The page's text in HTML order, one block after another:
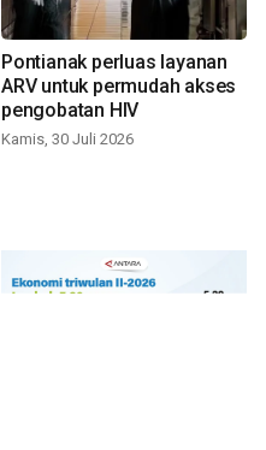
Pontianak perluas layanan
ARV untuk permudah akses
pengobatan HIV
Kamis, 30 Juli 2026